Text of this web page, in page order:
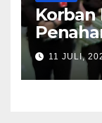
Korban
Kasi
Nanti
11 JULI,